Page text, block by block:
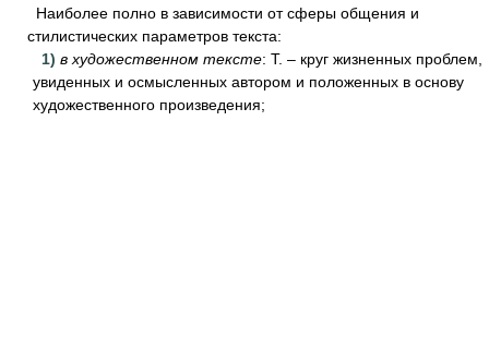
Наиболее полно в зависимости от сферы общения и
стилистических параметров текста:
1) в художественном тексте: Т. – круг жизненных проблем,
увиденных и осмысленных автором и положенных в основу
художественного произведения;